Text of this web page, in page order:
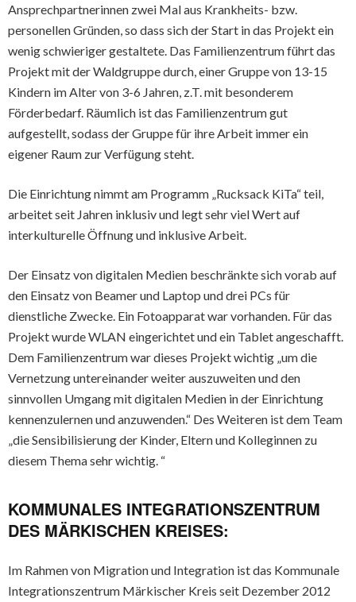
Ansprechpartnerinnen zwei Mal aus Krankheits- bzw.
personellen Gründen, so dass sich der Start in das Projekt ein
wenig schwieriger gestaltete. Das Familienzentrum führt das
Projekt mit der Waldgruppe durch, einer Gruppe von 13-15
Kindern im Alter von 3-6 Jahren, z.T. mit besonderem
Förderbedarf. Räumlich ist das Familienzentrum gut
aufgestellt, sodass der Gruppe für ihre Arbeit immer ein
eigener Raum zur Verfügung steht.
Die Einrichtung nimmt am Programm „Rucksack KiTa“ teil,
arbeitet seit Jahren inklusiv und legt sehr viel Wert auf
interkulturelle Öffnung und inklusive Arbeit.
Der Einsatz von digitalen Medien beschränkte sich vorab auf
den Einsatz von Beamer und Laptop und drei PCs für
dienstliche Zwecke. Ein Fotoapparat war vorhanden. Für das
Projekt wurde WLAN eingerichtet und ein Tablet angeschafft.
Dem Familienzentrum war dieses Projekt wichtig „um die
Vernetzung untereinander weiter auszuweiten und den
sinnvollen Umgang mit digitalen Medien in der Einrichtung
kennenzulernen und anzuwenden.“ Des Weiteren ist dem Team
„die Sensibilisierung der Kinder, Eltern und Kolleginnen zu
diesem Thema sehr wichtig. “
KOMMUNALES INTEGRATIONSZENTRUM
DES MÄRKISCHEN KREISES:
Im Rahmen von Migration und Integration ist das Kommunale
Integrationszentrum Märkischer Kreis seit Dezember 2012